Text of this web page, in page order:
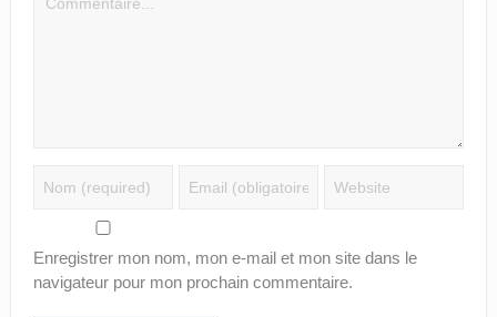
Enregistrer mon nom, mon e-mail et mon site dans le
navigateur pour mon prochain commentaire.